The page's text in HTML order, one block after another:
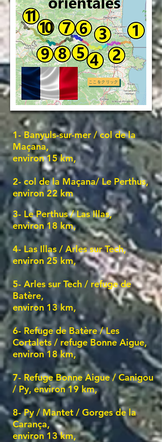
ここをクリック
1- Banyuls-sur-mer / col de la
Maçana,
environ 15 km,
2- col de la Maçana/ Le Perthus,
environ 22 km
3- Le Perthus / Las Illas,
environ 18 km,
4- Las Illas / Arles sur Tech,
environ 25 km,
5- Arles sur Tech / refuge de
Batère,
environ 13 km,
6- Refuge de Batère / Les
Cortalets / refuge Bonne Aigue,
environ 18 km,
7- Refuge Bonne Aigue / Canigou
/ Py, environ 19 km,
8- Py / Mantet / Gorges de la
Carança,
environ 13 km,